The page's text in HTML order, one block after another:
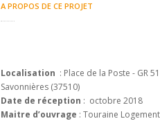
A PROPOS DE CE PROJET
Localisation : Place de la Poste - GR
Savonnières (37510)
Date de réception : octobre 2018
Maitre d’ouvrage : Touraine Logement